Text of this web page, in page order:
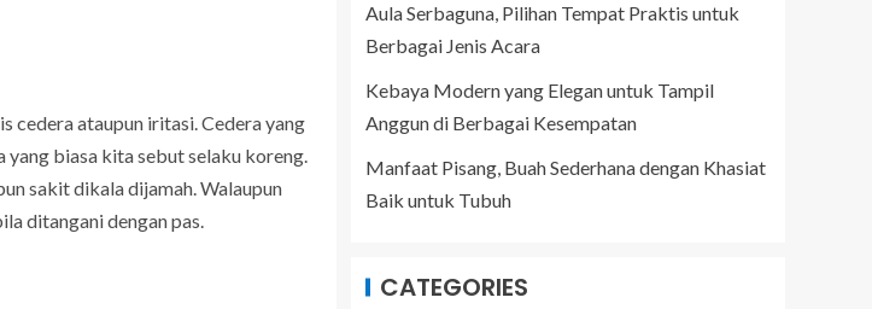
cedera ataupun iritasi. Cedera yang
biasa kita sebut selaku koreng.
sakit dikala dijamah. Walaupun
ditangani dengan pas.
Aula Serbaguna, Pilihan Tempat Praktis untuk
Berbagai Jenis Acara
Kebaya Modern yang Elegan untuk Tampil
Anggun di Berbagai Kesempatan
Manfaat Pisang, Buah Sederhana dengan Khasiat
Baik untuk Tubuh
CATEGORIES